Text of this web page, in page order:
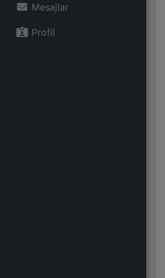
Mesajlar
Profil